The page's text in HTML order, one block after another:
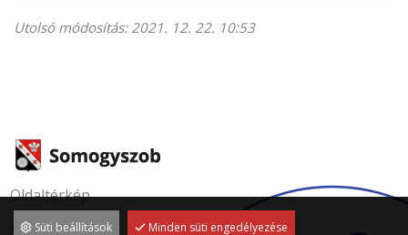
Utolsó módosítás: 2021. 12. 22. 10:53
Oldaltérkép
Adatvédelem
Süti beállítások Minden süti engedélyezése